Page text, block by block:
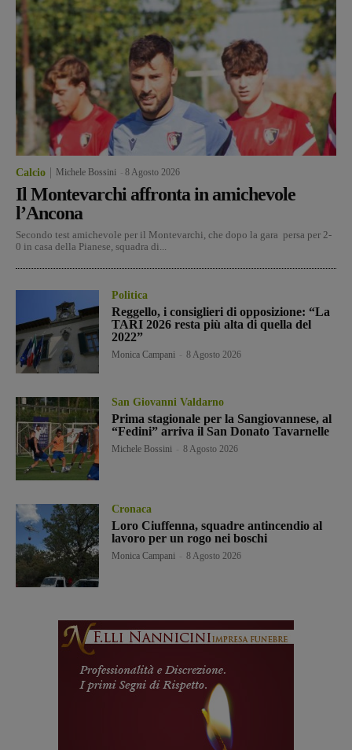
Calcio Michele Bossini 8 Agosto 2026
Il Montevarchi affronta in amichevole
l’Ancona
Secondo test amichevole per il Montevarchi, che dopo la gara persa per 2-
0 in casa della Pianese, squadra di...
Politica
Reggello, i consiglieri di opposizione: “La
TARI 2026 resta più alta di quella del
2022”
Monica Campani 8 Agosto 2026
San Giovanni Valdarno
Prima stagionale per la Sangiovannese, al
“Fedini” arriva il San Donato Tavarnelle
Michele Bossini 8 Agosto 2026
Cronaca
Loro Ciuffenna, squadre antincendio al
lavoro per un rogo nei boschi
Monica Campani 8 Agosto 2026